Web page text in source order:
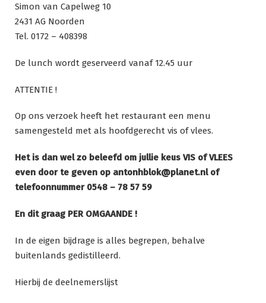
Simon van Capelweg 10
2431 AG Noorden
Tel. 0172 – 408398
De lunch wordt geserveerd vanaf 12.45 uur
ATTENTIE !
Op ons verzoek heeft het restaurant een menu
samengesteld met als hoofdgerecht vis of vlees.
Het is dan wel zo beleefd om jullie keus VIS of VLEES
even door te geven op antonhblok@planet.nl of
telefoonnummer 0548 – 78 57 59
En dit graag PER OMGAANDE !
In de eigen bijdrage is alles begrepen, behalve
buitenlands gedistilleerd.
Hierbij de deelnemerslijst